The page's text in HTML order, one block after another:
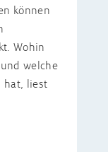
können
Wohin
welche
hat, liest